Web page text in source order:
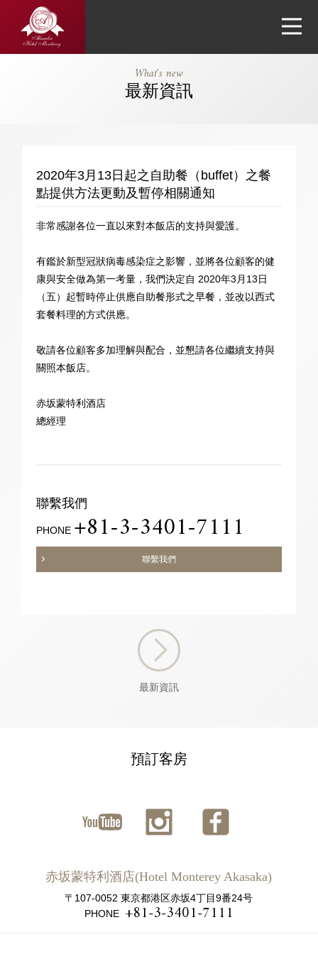
What's new
最新資訊
2020年3月13日起之自助餐（buffet）之餐
點提供方法更動及暫停相關通知
非常感謝各位一直以來對本飯店的支持與愛護。
有鑑於新型冠狀病毒感染症之影響，並將各位顧客的健
康與安全做為第一考量，我們決定自 2020年3月13日
（五）起暫時停止供應自助餐形式之早餐，並改以西式
套餐料理的方式供應。
敬請各位顧客多加理解與配合，並懇請各位繼續支持與
關照本飯店。
赤坂蒙特利酒店
總經理
聯繫我們
PHONE +81-3-3401-7111
聯繫我們
最新資訊
預訂客房
ム
ク
赤坂蒙特利酒店(Hotel Monterey Akasaka)
〒107-0052 東京都港区赤坂4丁目9番24号
PHONE +81-3-3401-7111